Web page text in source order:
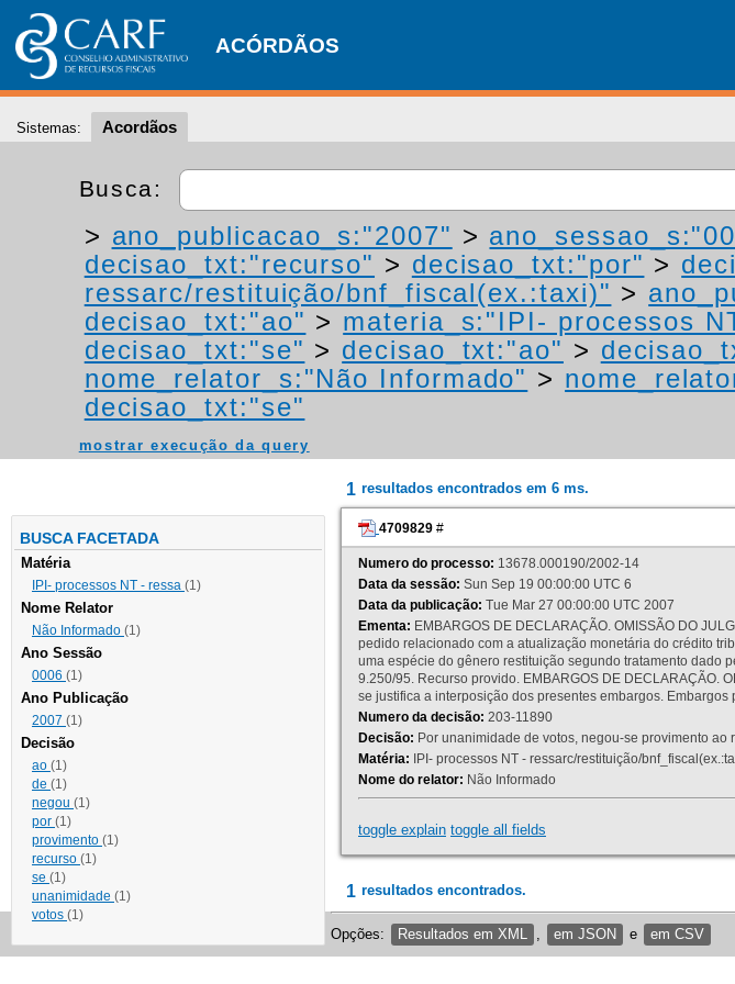
ACÓRDÃOS
Sistemas: Acordãos
Busca:
> ano_publicacao_s:"2007" >
decisao_txt:"recurso" > decisao_txt:"por" >
ressarc/restituição/bnf_fiscal(ex.:taxi)" >
decisao_txt:"ao" > materia_s:"IPI- processos
decisao_txt:"se" > decisao_txt:"ao" >
nome_relator_s:"Não Informado" >
decisao_txt:"se"
mostrar execução da query
BUSCA FACETADA
Matéria
IPI- processos NT - ressa (1)
Nome Relator
Não Informado (1)
Ano Sessão
0006 (1)
Ano Publicação
2007 (1)
Decisão
ao (1)
de (1)
negou (1)
por (1)
provimento (1)
recurso (1)
se (1)
unanimidade (1)
votos (1)
1 resultados encontrados em 6 ms.
4709829 #
Numero do processo: 13678.000190/2002-14
Data da sessão: Sun Sep 19 00:00:00 UTC 6
Data da publicação: Tue Mar 27 00:00:00 UTC 2007
Ementa: EMBARGOS DE DECLARAÇÃO. OMISSÃO DO
pedido relacionado com a atualização monetária do crédito
uma espécie do gênero restituição segundo tratamento dado
9.250/95. Recurso provido. EMBARGOS DE DECLARAÇÃO.
se justifica a interposição dos presentes embargos. Embargos
Numero da decisão: 203-11890
Decisão: Por unanimidade de votos, negou-se provimento ao
Matéria: IPI- processos NT - ressarc/restituição/
Nome do relator: Não Informado
toggle explain toggle all fields
1 resultados encontrados.
Opções: Resultados em XML em JSON e em CSV